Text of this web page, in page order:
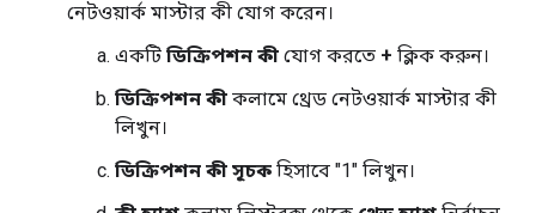
নেটওয়ার্ক মাস্টার কী যোগ করেন।
একটি ডিক্রিপশন কী যোগ করতে + ক্লিক করুন।
ডিক্রিপশন কী কলামে থ্রেড নেটওয়ার্ক মাস্টার কী
লিখুন।
ডিক্রিপশন কী সূচক হিসাবে "1" লিখুন।